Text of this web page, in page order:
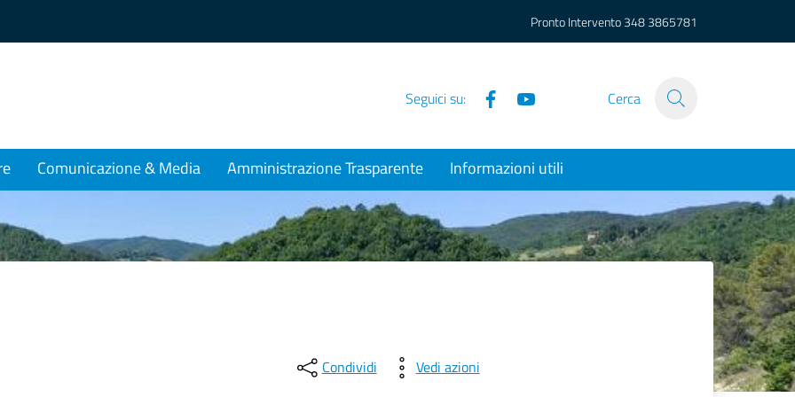
Pronto Intervento348 3865781
Seguici su: Facebook Cerca
Comunicazione & Media Amministrazione Trasparente Informazioni utili
Condividi Vedi azioni